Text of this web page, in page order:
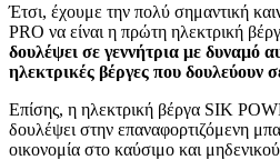
Έτσι, έχουμε την πολύ σημαντική
PRO να είναι η πρώτη ηλεκτρική
δουλέψει σε γεννήτρια με δυναμό
ηλεκτρικές βέργες που
Επίσης, η ηλεκτρική βέργα SIK
δουλέψει στην επαναφορτιζόμενη
οικονομία στο καύσιμο και